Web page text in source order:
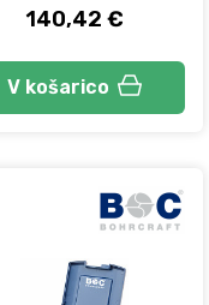
140,42 €
V košarico